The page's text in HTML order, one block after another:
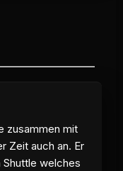
zusammen mit
Zeit auch an. Er
welches